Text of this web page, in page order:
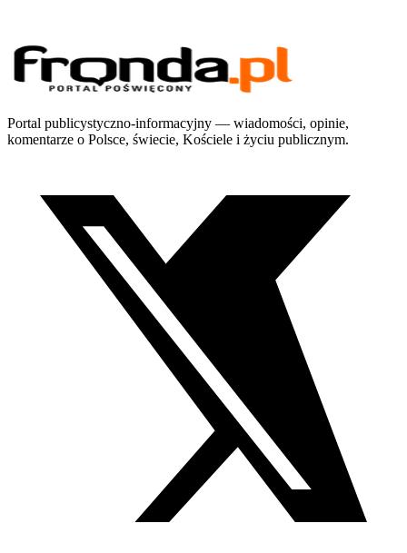
Portal publicystyczno-informacyjny — wiadomości, opinie,
komentarze o Polsce, świecie, Kościele i życiu publicznym.